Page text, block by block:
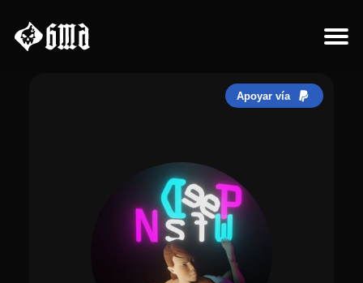
Apoyar vía